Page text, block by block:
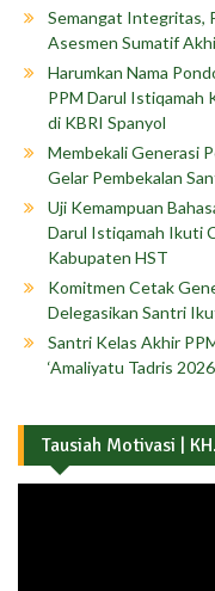
Semangat Integritas,
Asesmen Sumatif
Harumkan Nama
PPM Darul Istiqamah
di KBRI Spanyol
Membekali Generasi
Gelar Pembekalan
Uji Kemampuan
Darul Istiqamah Ikuti
Kabupaten HST
Komitmen Cetak
Delegasikan Santri
Santri Kelas Akhir
‘Amaliyatu Tadris 2026
Tausiah Motivasi |